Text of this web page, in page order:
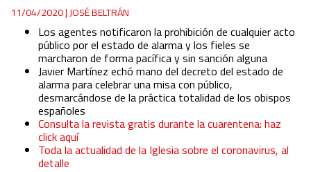
11/04/2020| JOSÉ BELTRÁN
Los agentes notificaron la prohibición de cualquier acto
público por el estado de alarma y los fieles se
marcharon de forma pacífica y sin sanción alguna
Javier Martínez echó mano del decreto del estado de
alarma para celebrar una misa con público,
desmarcándose de la práctica totalidad de los obispos
españoles
Consulta la revista gratis durante la cuarentena: haz
click aquí
Toda la actualidad de la Iglesia sobre el coronavirus, al
detalle
Non-IAB processing purposes:
Essential
Analytical
Functional
Advertising